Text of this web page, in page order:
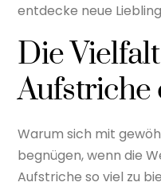
entdecke neue
Die
Aufstriche
Warum sich mit
begnügen, wenn die
Aufstriche so viel zu